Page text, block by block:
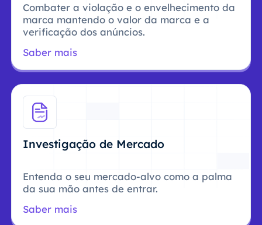
Combater a violação e o envelhecimento da
marca mantendo o valor da marca e a
verificação dos anúncios.
Saber mais
Investigação de Mercado
Entenda o seu mercado-alvo como a palma
da sua mão antes de entrar.
Saber mais